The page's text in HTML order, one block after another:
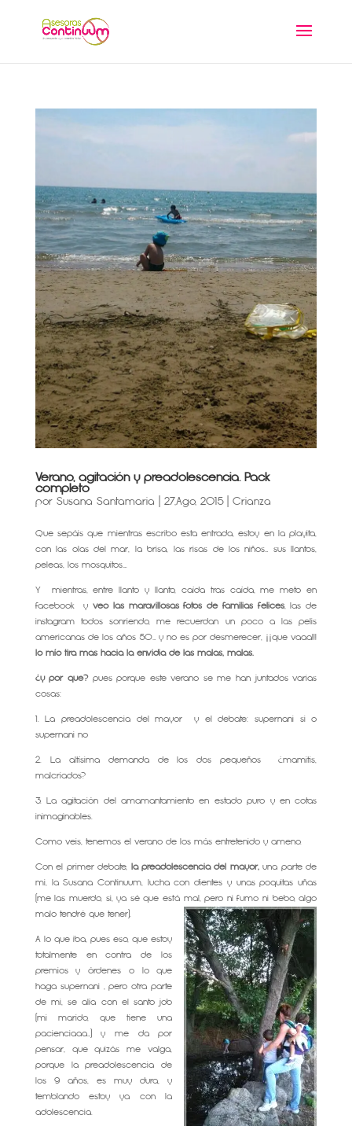
Verano, agitación y preadolescencia. Pack
completo
por Susana Santamaria 27,Ago, 2015| Crianza
Que sepáis que mientras escribo esta entrada, estoy en la playita,
con las olas del mar, la brisa, las risas de los niños… sus llantos,
peleas, los mosquitos….
Y mientras, entre llanto y llanto, caída tras caída, me meto en
facebook y veo las maravillosas fotos de familias felices, las de
instagram todos sonriendo, me recuerdan un poco a las pelis
americanas de los años 50… y no es por desmerecer, ¡¡que vaaa!!!
lo mío tira más hacia la envidia de las malas, malas.
¿y por qué?pues porque este verano se me han juntados varias
cosas:
1. La preadolescencia del mayor y el debate: supernani si o
supernani no
2. La altísima demanda de los dos pequeños ¿mamitis,
malcriados?
3. La agitación del amamantamiento en estado puro y en cotas
inimaginables.
Como veis, tenemos el verano de los más entretenido y ameno.
Con el primer debate, la preadolescencia del mayor,una parte de
mi, la Susana Continuum, lucha con dientes y unas poquitas uñas
(me las muerdo, si, ya sé que está mal, pero ni fumo ni bebo, algo
malo tendré que tener).
A lo que iba, pues eso, que estoy
totalmente en contra de los
premios y órdenes o lo que
haga supernani , pero otra parte
de mi, se alía con el santo job
(mi marido, que tiene una
pacienciaaa…) y me da por
pensar, que quizás me valga,
porque la preadolescencia de
los 9 años, es muy dura, y
temblando estoy ya con la
adolescencia.